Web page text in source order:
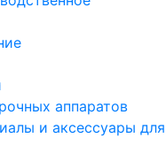
аппаратов
и аксессуары для